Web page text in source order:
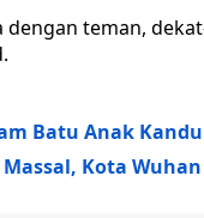
dengan teman,
Batu Anak
Kota